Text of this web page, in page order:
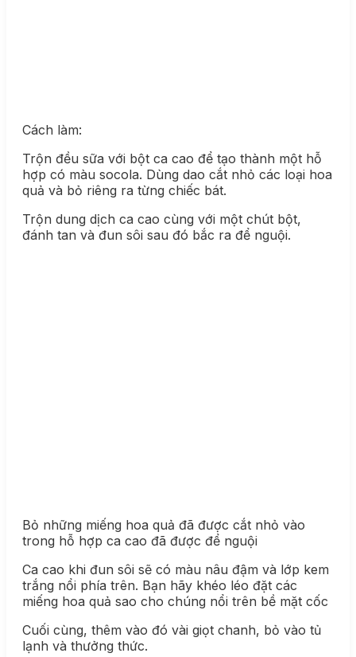
Cách làm:
Trộn đều sữa với bột ca cao để tạo thành một hỗ
hợp có màu socola. Dùng dao cắt nhỏ các loại hoa
quả và bỏ riêng ra từng chiếc bát.
Trộn dung dịch ca cao cùng với một chút bột,
đánh tan và đun sôi sau đó bắc ra để nguội.
Bỏ những miếng hoa quả đã được cắt nhỏ vào
trong hỗ hợp ca cao đã được để nguội
Ca cao khi đun sôi sẽ có màu nâu đậm và lớp kem
trắng nổi phía trên. Bạn hãy khéo léo đặt các
miếng hoa quả sao cho chúng nổi trên bề mặt cốc
Cuối cùng, thêm vào đó vài giọt chanh, bỏ vào tủ
lạnh và thưởng thức.